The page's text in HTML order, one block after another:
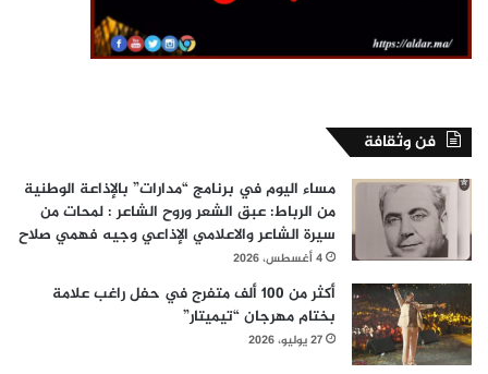
فن وثقافة
مساء اليوم في برنامج “مدارات” بالإذاعة الوطنية
من الرباط: عبق الشعر وروح الشاعر : لمحات من
سيرة الشاعر والاعلامي الإذاعي وجيه فهمي صلاح
4 أغسطس، 2026
أكثر من 100 ألف متفرج في حفل راغب علامة
بختام مهرجان “تيميتار”
27 يوليو، 2026